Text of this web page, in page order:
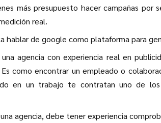
más presupuesto hacer campañas por
real.
hablar de google como plataforma para
agencia con experiencia real en
como encontrar un empleado o
en un trabajo te contratan uno de
agencia, debe tener experiencia